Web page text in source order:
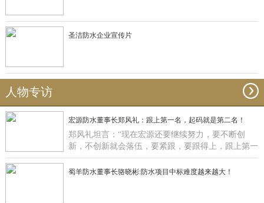
圣洁防水企业宣传片
人物专访
宏源防水董事长郑风礼：跟上第一名，起码就是第二名！
郑风礼坦言：“现在宏源还要继续努力，要不断创
新，不创新就会落伍，要紧跟，要跟得上，跟上第一
名，起码就是第二名了”。
蜀羊防水董事长骆晓彬:防水项目中标难度越来越大！